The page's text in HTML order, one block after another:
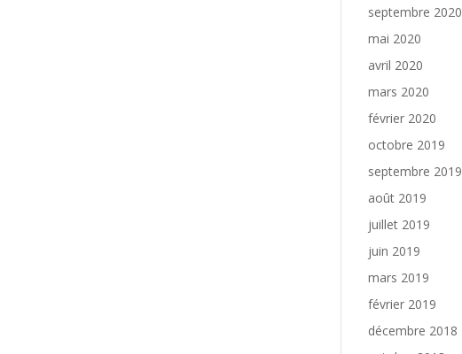
septembre 2020
mai 2020
avril 2020
mars 2020
février 2020
octobre 2019
septembre 2019
août 2019
juillet 2019
juin 2019
mars 2019
février 2019
décembre 2018